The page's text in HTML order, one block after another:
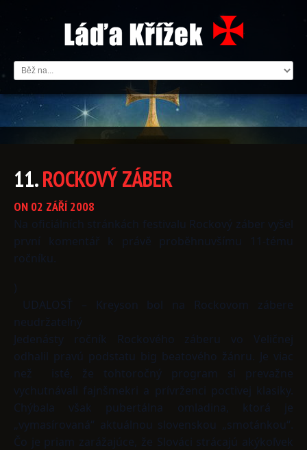
11.ROCKOVÝZÁBER
ON 02 ZÁŘÍ 2008
Na oficiálních stránkách festivalu Rockový záber vyšel
první komentář k právě proběhnuvšímu 11-tému
ročníku.
)
UDALOSŤ – Kreyson bol na Rockovom zábere
neudržateľný
Jedenásty ročník Rockového záberu vo Veličnej
odhalil pravú podstatu big beatového žánru. Je viac
než isté, že tohtoročný program si prevažne
vychutnávali fajnšmekri a prívrženci poctivej klasiky.
Chýbala však pubertálna omladina, ktorá je
„vymasírovaná“ aktuálnou slovenskou „smotánkou“.
Čo je priam zarážajúce, že Slováci strácajú akýkoľvek